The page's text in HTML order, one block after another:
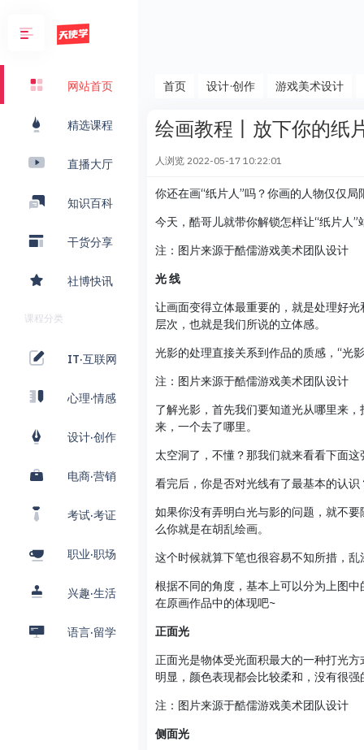
网站首页
精选课程
直播大厅
知识百科
干货分享
社博快讯
课程分类
IT·互联网
心理·情感
设计·创作
电商·营销
考试·考证
职业·职场
兴趣·生活
语言·留学
首页 设计·创作 游戏美术设计
绘画教程丨放下你的纸
人浏览 2022-05-17 10:22:01
你还在画“纸片人”吗？你画的人物仅仅
今天，酷哥儿就带你解锁怎样让“纸片人
注：图片来源于酷儒游戏美术团队设计
光 线
让画面变得立体最重要的，就是处理好
层次，也就是我们所说的立体感。
光影的处理直接关系到作品的质感，“光
注：图片来源于酷儒游戏美术团队设计
了解光影，首先我们要知道光从哪里来
来，一个去了哪里。
太空洞了，不懂？那我们就来看看下面这
看完后，你是否对光线有了最基本的认识
如果你没有弄明白光与影的问题，就不
么你就是在胡乱绘画。
这个时候就算下笔也很容易不知所措，
根据不同的角度，基本上可以分为上图
在原画作品中的体现吧~
正面光
正面光是物体受光面积最大的一种打光
明显，颜色表现都会比较柔和，没有很强
注：图片来源于酷儒游戏美术团队设计
侧面光